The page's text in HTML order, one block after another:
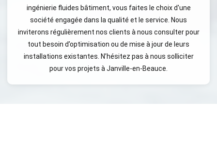
ingénierie fluides bâtiment, vous faites le choix d'une
société engagée dans la qualité et le service. Nous
inviterons régulièrement nos clients à nous consulter pour
tout besoin d’optimisation ou de mise à jour de leurs
installations existantes. N’hésitez pas à nous solliciter
pour vos projets à Janville-en-Beauce.